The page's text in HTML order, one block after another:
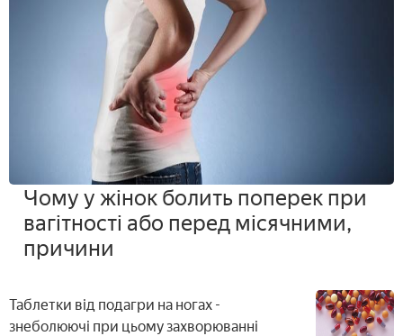
Чому у жінок болить поперек при
вагітності або перед місячними,
причини
Таблетки від подагри на ногах -
знеболюючі при цьому захворюванні